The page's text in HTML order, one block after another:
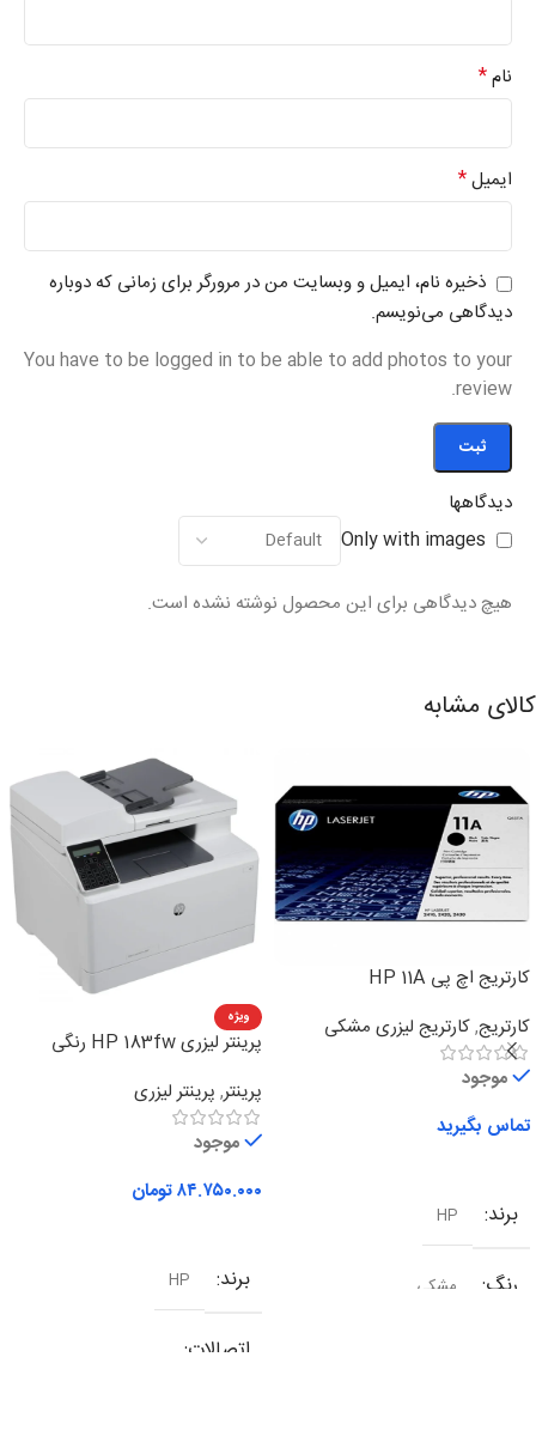
دیدگاهها
Only with images
هیچ دیدگاهی برای این محصول نوشته نشده است.
نام*
ایمیل*
ذخیره نام، ایمیل و وبسایت من در مرورگر برای زمانی که دوباره
دیدگاهی می‌نویسم.
You have to be logged in to be able to add photos to your
review.
کالای مشابه
کارتریج اچ پی HP 11A
کارتریج,کارتریج لیزری مشکی
موجود
تماس بگیرید
برند HP
رنگ مشکی
ویژه
پرینتر لیزری HP 183fw رنگی
پرینتر, پرینتر لیزری
موجود
۸۴.۷۵۰.۰۰۰تومان
برند HP
اتصالات